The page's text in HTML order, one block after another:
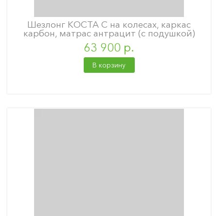
Шезлонг КОСТА С на колесах, каркас
карбон, матрас антрацит (с подушкой)
63 900 р.
В корзину